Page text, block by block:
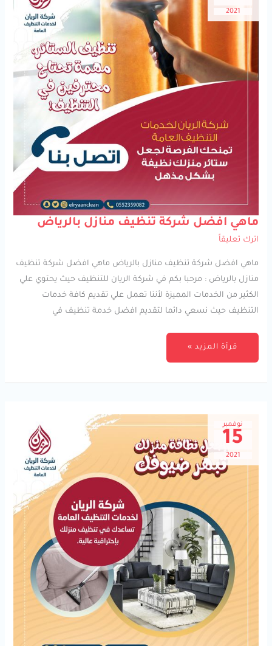
2021
ماهي افضل شركة تنظيف منازل بالرياض
اترك تعليقاً
ماهي افضل شركة تنظيف منازل بالرياض ماهي افضل شركة تنظيف
منازل بالرياض : مرحبا بكم في شركة الريان للتنظيف حيث يحتوي علي
الكثير من الخدمات المميزة لأننا تعمل علي تقديم كافة خدمات
التنظيف حيث نسعي دائما لتقديم افضل خدمة تنظيف في
ماهي
افضل
شركة
تنظيف
بالرياض
قرأة المزيد »
نوفمبر
15
2021